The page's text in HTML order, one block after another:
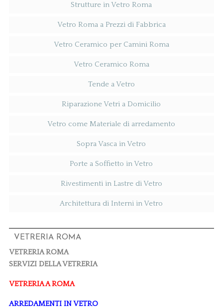
Strutture in Vetro Roma
Vetro Roma a Prezzi di Fabbrica
Vetro Ceramico per Camini Roma
Vetro Ceramico Roma
Tende a Vetro
Riparazione Vetri a Domicilio
Vetro come Materiale di arredamento
Sopra Vasca in Vetro
Porte a Soffietto in Vetro
Rivestimenti in Lastre di Vetro
Architettura di Interni in Vetro
VETRERIA ROMA
VETRERIA ROMA
SERVIZI DELLA VETRERIA
VETRERIA A ROMA
ARREDAMENTI IN VETRO